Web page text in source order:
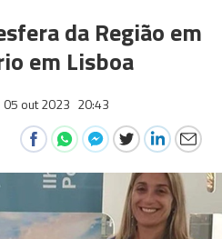
da Região em
em Lisboa
05 out 2023 20:43